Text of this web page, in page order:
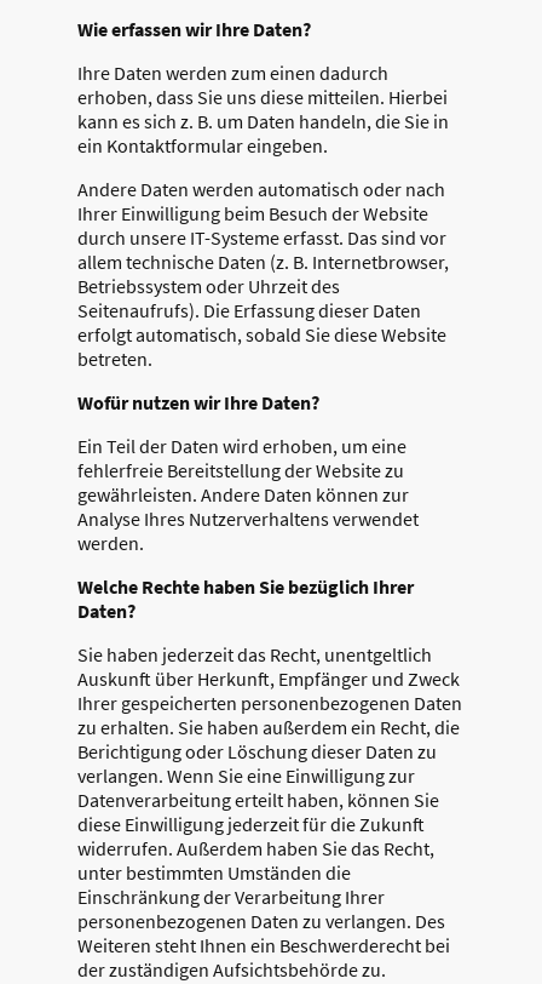
Wie erfassen wir Ihre Daten?
Ihre Daten werden zum einen dadurch
erhoben, dass Sie uns diese mitteilen. Hierbei
kann es sich z. B. um Daten handeln, die Sie in
ein Kontaktformular eingeben.
Andere Daten werden automatisch oder nach
Ihrer Einwilligung beim Besuch der Website
durch unsere IT-Systeme erfasst. Das sind vor
allem technische Daten (z. B. Internetbrowser,
Betriebssystem oder Uhrzeit des
Seitenaufrufs). Die Erfassung dieser Daten
erfolgt automatisch, sobald Sie diese Website
betreten.
Wofür nutzen wir Ihre Daten?
Ein Teil der Daten wird erhoben, um eine
fehlerfreie Bereitstellung der Website zu
gewährleisten. Andere Daten können zur
Analyse Ihres Nutzerverhaltens verwendet
werden.
Welche Rechte haben Sie bezüglich Ihrer
Daten?
Sie haben jederzeit das Recht, unentgeltlich
Auskunft über Herkunft, Empfänger und Zweck
Ihrer gespeicherten personenbezogenen Daten
zu erhalten. Sie haben außerdem ein Recht, die
Berichtigung oder Löschung dieser Daten zu
verlangen. Wenn Sie eine Einwilligung zur
Datenverarbeitung erteilt haben, können Sie
diese Einwilligung jederzeit für die Zukunft
widerrufen. Außerdem haben Sie das Recht,
unter bestimmten Umständen die
Einschränkung der Verarbeitung Ihrer
personenbezogenen Daten zu verlangen. Des
Weiteren steht Ihnen ein Beschwerderecht bei
der zuständigen Aufsichtsbehörde zu.